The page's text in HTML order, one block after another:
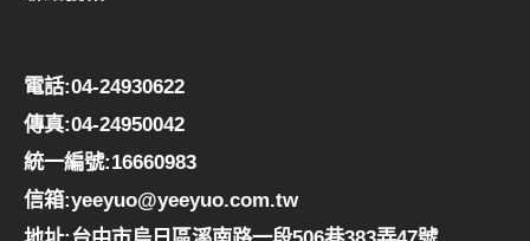
電話:04-24930622
傳真:04-24950042
統一編號:16660983
信箱:yeeyuo@yeeyuo.com.tw